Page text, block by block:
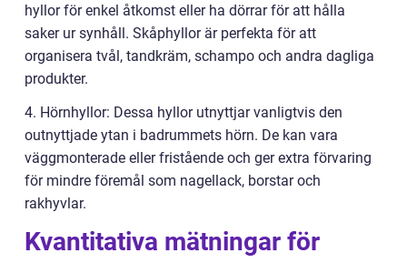
hyllor för enkel åtkomst eller ha dörrar för att hålla
saker ur synhåll. Skåphyllor är perfekta för att
organisera tvål, tandkräm, schampo och andra dagliga
produkter.
4. Hörnhyllor: Dessa hyllor utnyttjar vanligtvis den
outnyttjade ytan i badrummets hörn. De kan vara
väggmonterade eller fristående och ger extra förvaring
för mindre föremål som nagellack, borstar och
rakhyvlar.
Kvantitativa mätningar för